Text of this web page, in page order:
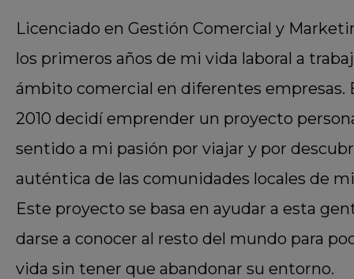
Licenciado en Gestión Comercial y
los primeros años de mi vida laboral a
ámbito comercial en diferentes empresas.
2010 decidí emprender un proyecto
sentido a mi pasión por viajar y por
auténtica de las comunidades locales de
Este proyecto se basa en ayudar a esta
darse a conocer al resto del mundo para
vida sin tener que abandonar su entorno.